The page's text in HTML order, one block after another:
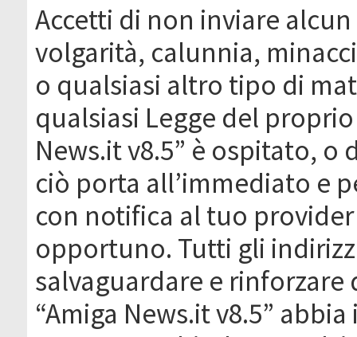
Accetti di non inviare
volgarità, calunnia,
o qualsiasi altro tipo di
qualsiasi Legge del
News.it v8.5” è ospitato, o
ciò porta all’immediato e
con notifica al tuo
opportuno. Tutti gli
salvaguardare e
“Amiga News.it v8.5”